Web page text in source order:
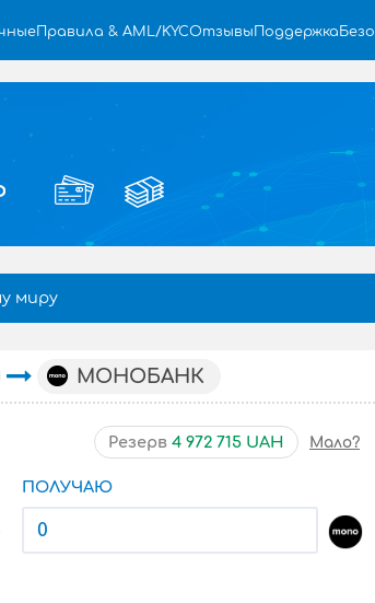
Правила & AML/KYCОтзывы Поддержка
миру
МОНОБАНК
Резерв 4 972 715 UAH Мало?
ПОЛУЧАЮ